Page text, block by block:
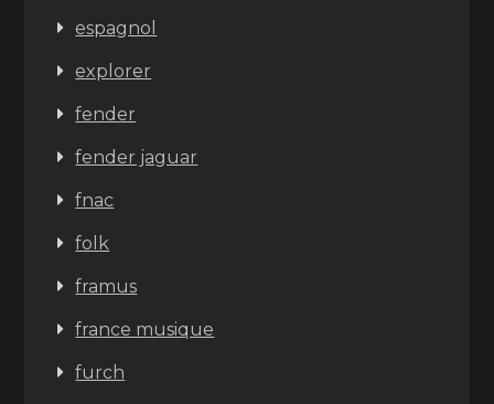
espagnol
explorer
fender
fender jaguar
fnac
folk
framus
france musique
furch